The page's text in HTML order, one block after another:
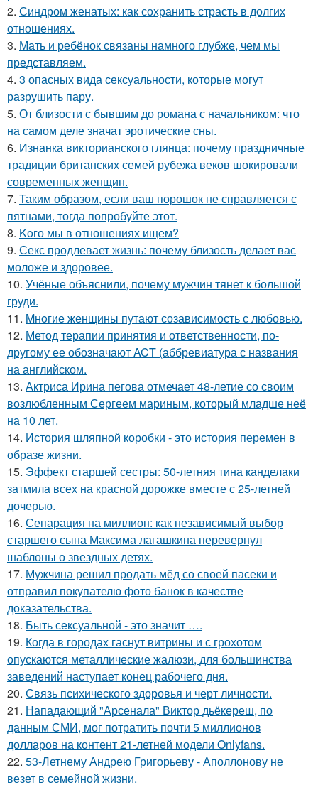
2. Синдром женатых: как сохранить страсть в долгих
отношениях.
3. Мать и ребёнок связаны намного глубже, чем мы
представляем.
4. 3 опасных вида сексуальности, которые могут
разрушить пару.
5. От близости с бывшим до романа с начальником: что
на самом деле значат эротические сны.
6. Изнанка викторианского глянца: почему праздничные
традиции британских семей рубежа веков шокировали
современных женщин.
7. Таким образом, если ваш порошок не справляется с
пятнами, тогда попробуйте этот.
8. Koго мы в отношениях ищем?
9. Секс продлевает жизнь: почему близость делает вас
моложе и здоровее.
10. Учёные объяснили, почему мужчин тянет к большой
груди.
11. Mнoгие женщины путают созависимость с любовью.
12. Метод терапии принятия и ответственности, по-
другому ее обозначают ACT (аббревиатура с названия
на английском.
13. Актриса Ирина пегова отмечает 48-летие со своим
возлюбленным Сергеем мариным, который младше неё
на 10 лет.
14. История шляпной коробки - это история перемен в
образе жизни.
15. Эффект старшей сестры: 50-летняя тина канделаки
затмила всех на красной дорожке вместе с 25-летней
дочерью.
16. Сепарация на миллион: как независимый выбор
старшего сына Максима лагашкина перевернул
шаблоны о звездных детях.
17. Мужчина решил продать мёд со своей пасеки и
отправил покупателю фото банок в качестве
доказательства.
18. Быть сексуальной - это значит ….
19. Когда в городах гаснут витрины и с грохотом
опускаются металлические жалюзи, для большинства
заведений наступает конец рабочего дня.
20. Связь психического здоровья и черт личности.
21. Нападающий "Арсенала" Виктор дьёкереш, по
данным СМИ, мог потратить почти 5 миллионов
долларов на контент 21-летней модели Onlyfans.
22. 53-Летнему Андрею Григорьеву - Аполлонову не
везет в семейной жизни.